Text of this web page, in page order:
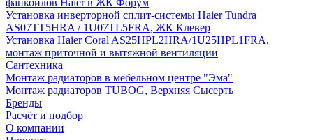
фанкойлов Haier в ЖК Форум
Установка инверторной сплит-системы Haier Tundra
AS07TT5HRA / 1U07TL5FRA, ЖК Клевер
Установка Haier Coral AS25HPL2HRA/1U25HPL1FRA,
монтаж приточной и вытяжной вентиляции
Сантехника
Монтаж радиаторов в мебельном центре "Эма"
Монтаж радиаторов TUBOG, Верхняя Сысерть
Бренды
Расчёт и подбор
О компании